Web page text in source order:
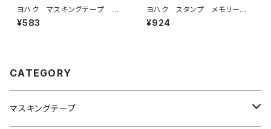
ヨハク マスキングテープ シ
ズカナイロ Y-115
¥583
ヨハク スタンプ メモリー
木製はんこ S-015
¥924
CATEGORY
マスキングテープ